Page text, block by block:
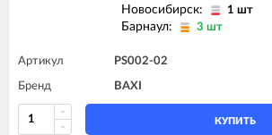
Новосибирск: 1 шт
Барнаул: 3 шт
Артикул PS002-02
Бренд BAXI
КУПИТЬ